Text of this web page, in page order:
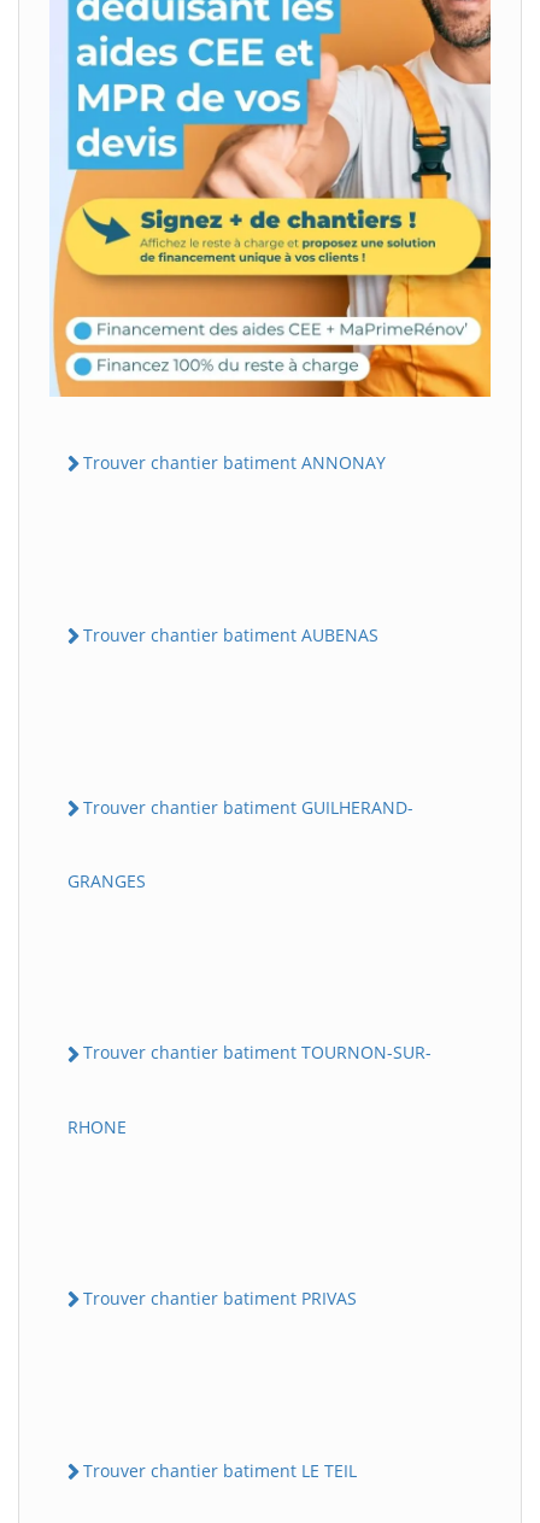
Trouver chantier batiment ANNONAY
Trouver chantier batiment AUBENAS
Trouver chantier batiment GUILHERAND-
GRANGES
Trouver chantier batiment TOURNON-SUR-
RHONE
Trouver chantier batiment PRIVAS
Trouver chantier batiment LE TEIL